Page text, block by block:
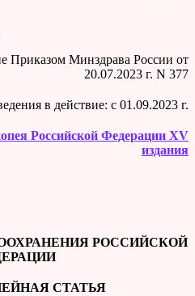
Приказом Минздрава России от
20.07.2023 г. N 377
в действие: c 01.09.2023 г.
Российской Федерации XV
издания
РОССИЙСКОЙ
СТАТЬЯ